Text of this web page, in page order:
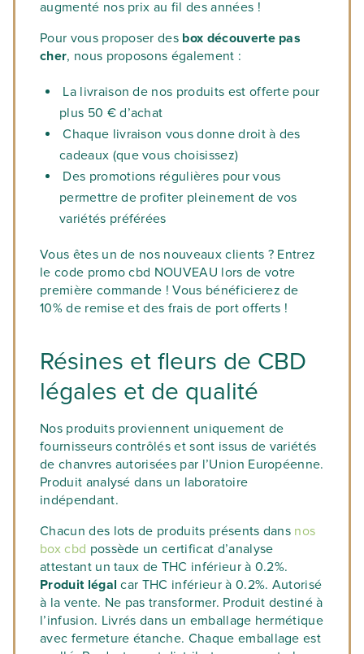
augmenté nos prix au fil des années !
Pour vous proposer des box découverte pas
cher, nous proposons également :
La livraison de nos produits est offerte pour
plus 50 € d’achat
Chaque livraison vous donne droit à des
cadeaux (que vous choisissez)
Des promotions régulières pour vous
permettre de profiter pleinement de vos
variétés préférées
Vous êtes un de nos nouveaux clients ? Entrez
le code promo cbd NOUVEAU lors de votre
première commande ! Vous bénéficierez de
10% de remise et des frais de port offerts !
Résines et fleurs de CBD
légales et de qualité
Nos produits proviennent uniquement de
fournisseurs contrôlés et sont issus de variétés
de chanvres autorisées par l’Union Européenne.
Produit analysé dans un laboratoire
indépendant.
Chacun des lots de produits présents dans nos
box cbd possède un certificat d’analyse
attestant un taux de THC inférieur à 0.2%.
Produit légal car THC inférieur à 0.2%. Autorisé
à la vente. Ne pas transformer. Produit destiné à
l’infusion. Livrés dans un emballage hermétique
avec fermeture étanche. Chaque emballage est